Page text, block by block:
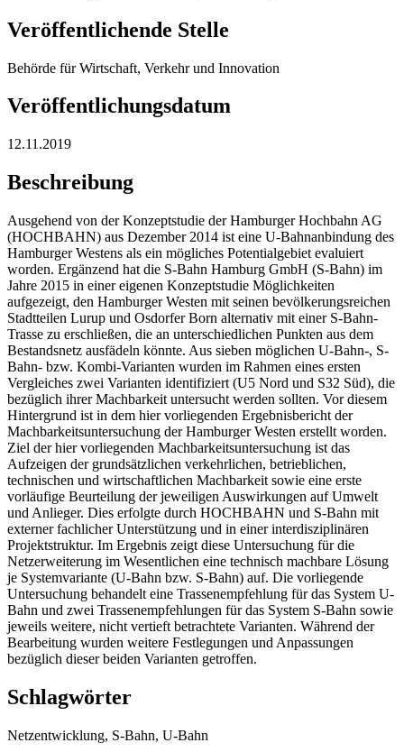
Veröffentlichende Stelle
Behörde für Wirtschaft, Verkehr und Innovation
Veröffentlichungsdatum
12.11.2019
Beschreibung
Ausgehend von der Konzeptstudie der Hamburger Hochbahn AG
(HOCHBAHN) aus Dezember 2014 ist eine U-Bahnanbindung des
Hamburger Westens als ein mögliches Potentialgebiet evaluiert
worden. Ergänzend hat die S-Bahn Hamburg GmbH (S-Bahn) im
Jahre 2015 in einer eigenen Konzeptstudie Möglichkeiten
aufgezeigt, den Hamburger Westen mit seinen bevölkerungsreichen
Stadtteilen Lurup und Osdorfer Born alternativ mit einer S-Bahn-
Trasse zu erschließen, die an unterschiedlichen Punkten aus dem
Bestandsnetz ausfädeln könnte. Aus sieben möglichen U-Bahn-, S-
Bahn- bzw. Kombi-Varianten wurden im Rahmen eines ersten
Vergleiches zwei Varianten identifiziert (U5 Nord und S32 Süd), die
bezüglich ihrer Machbarkeit untersucht werden sollten. Vor diesem
Hintergrund ist in dem hier vorliegenden Ergebnisbericht der
Machbarkeitsuntersuchung der Hamburger Westen erstellt worden.
Ziel der hier vorliegenden Machbarkeitsuntersuchung ist das
Aufzeigen der grundsätzlichen verkehrlichen, betrieblichen,
technischen und wirtschaftlichen Machbarkeit sowie eine erste
vorläufige Beurteilung der jeweiligen Auswirkungen auf Umwelt
und Anlieger. Dies erfolgte durch HOCHBAHN und S-Bahn mit
externer fachlicher Unterstützung und in einer interdisziplinären
Projektstruktur. Im Ergebnis zeigt diese Untersuchung für die
Netzerweiterung im Wesentlichen eine technisch machbare Lösung
je Systemvariante (U-Bahn bzw. S-Bahn) auf. Die vorliegende
Untersuchung behandelt eine Trassenempfehlung für das System U-
Bahn und zwei Trassenempfehlungen für das System S-Bahn sowie
jeweils weitere, nicht vertieft betrachtete Varianten. Während der
Bearbeitung wurden weitere Festlegungen und Anpassungen
bezüglich dieser beiden Varianten getroffen.
Schlagwörter
Netzentwicklung, S-Bahn, U-Bahn